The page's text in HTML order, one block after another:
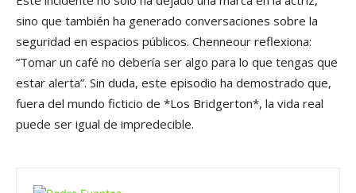
sino que también ha generado conversaciones sobre la
seguridad en espacios públicos. Chenneour reflexiona:
“Tomar un café no debería ser algo para lo que tengas que
estar alerta”. Sin duda, este episodio ha demostrado que,
fuera del mundo ficticio de *Los Bridgerton*, la vida real
puede ser igual de impredecible.